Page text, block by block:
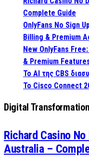
Complete Guide
OnlyFans No Sign
Billing & Premium
New OnlyFans
& Premium
Το AI της CBS
Το Cisco Connect
Digital Transformation
Richard Casino
Australia –